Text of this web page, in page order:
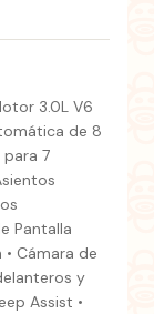
3.0L V6
de 8
7
Pantalla
Cámara de
y
Assist •